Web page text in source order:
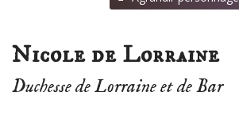
Nicole de Lorraine
Duchesse de Lorraine et de Bar